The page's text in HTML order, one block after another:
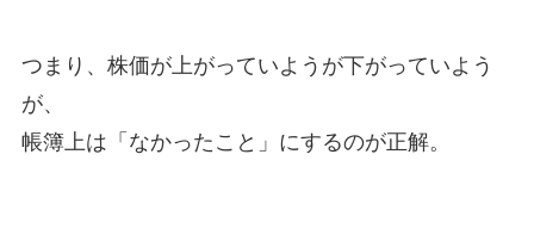
つまり、株価が上がっていようが下がっていよう
が、
帳簿上は「なかったこと」にするのが正解。